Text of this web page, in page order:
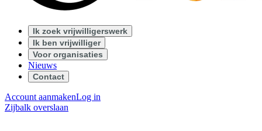
Ik zoek vrijwilligerswerk
Ik ben vrijwilliger
Voor organisaties
Nieuws
Contact
Account aanmakenLog in
Zijbalk overslaan